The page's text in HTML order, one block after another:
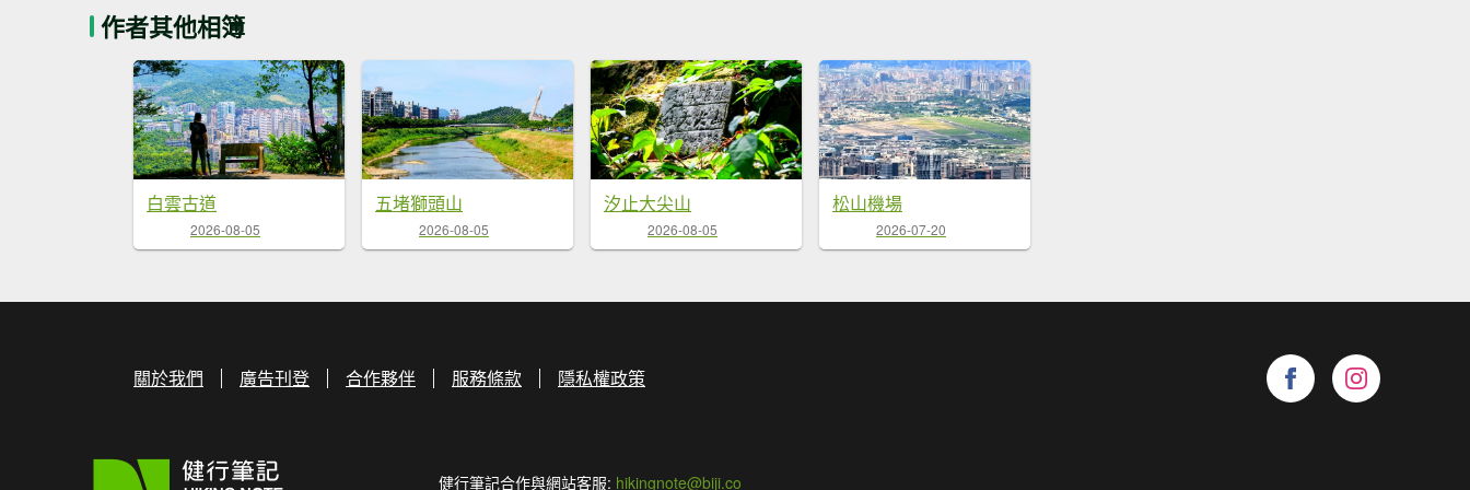
作者其他相簿
白雲古道
2026-08-05
五堵獅頭山
2026-08-05
汐止大尖山
2026-08-05
松山機場
2026-07-20
關於我們 廣告刊登 合作夥伴 服務條款 隱私權政策
健行筆記合作與網站客服: hikingnote@biji.co